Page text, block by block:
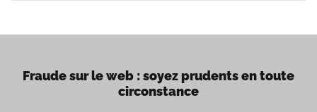
Fraude sur le web : soyez prudents en toute
circonstance